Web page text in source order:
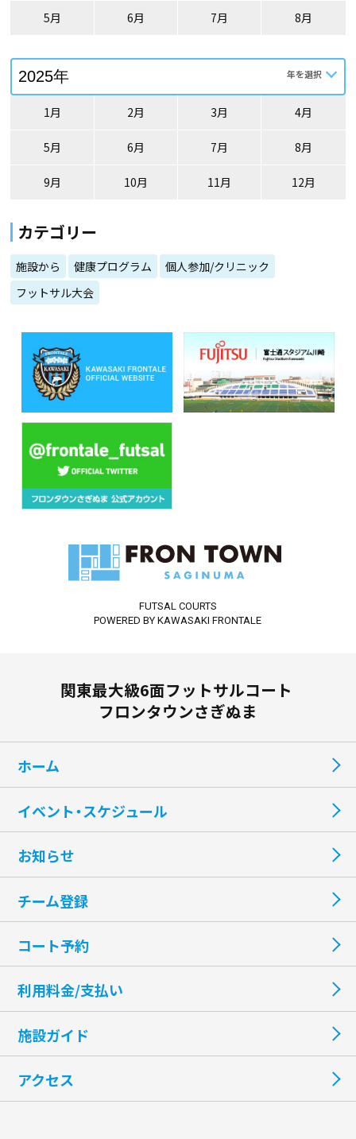
5月 6月 7月 8月
1月 2月 3月 4月
5月 6月 7月 8月
9月 10月 11月 12月
カテゴリー
施設から 健康プログラム
個人参加/クリニック
フットサル大会
FUTSAL COURTS
POWERED BY KAWASAKI FRONTALE
関東最大級6面フットサルコート
フロンタウンさぎぬま
ホーム
イベント・スケジュール
お知らせ
チーム登録
コート予約
利用料金/支払い
施設ガイド
アクセス